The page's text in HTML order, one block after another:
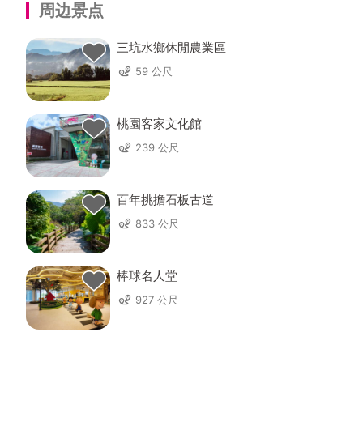
周边景点
三坑水鄉休閒農業區
59 公尺
桃園客家文化館
239 公尺
百年挑擔石板古道
833 公尺
棒球名人堂
927 公尺